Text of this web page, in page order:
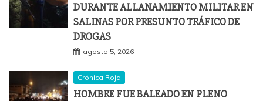
DURANTE ALLANAMIENTO MILITAR EN
SALINAS POR PRESUNTO TRÁFICO DE
DROGAS
agosto 5, 2026
Crónica Roja
HOMBRE FUE BALEADO EN PLENO